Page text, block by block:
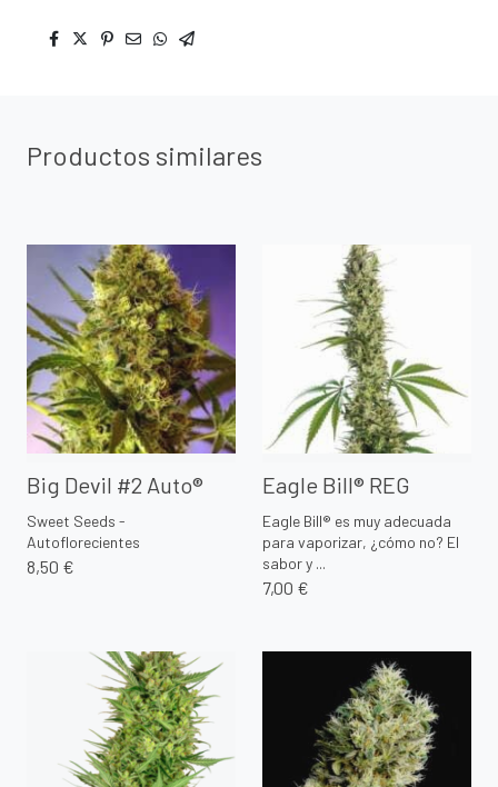
Productos similares
Big Devil #2 Auto®
Sweet Seeds -
Autoflorecientes
8,50 €
Eagle Bill® REG
Eagle Bill® es muy adecuada
para vaporizar, ¿cómo no? El
sabor y ...
7,00 €